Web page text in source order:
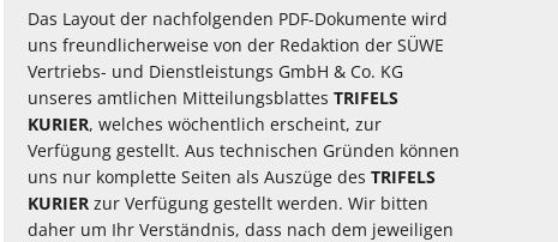
Das Layout der nachfolgenden PDF-Dokumente wird
uns freundlicherweise von der Redaktion der SÜWE
Vertriebs- und Dienstleistungs GmbH & Co. KG
unseres amtlichen Mitteilungsblattes TRIFELS
KURIER, welches wöchentlich erscheint, zur
Verfügung gestellt. Aus technischen Gründen können
uns nur komplette Seiten als Auszüge des TRIFELS
KURIER zur Verfügung gestellt werden. Wir bitten
daher um Ihr Verständnis, dass nach dem jeweiligen